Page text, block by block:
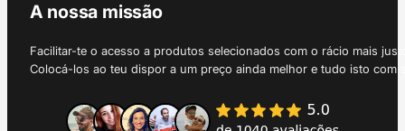
A nossa missão
Facilitar-te o acesso a produtos selecionados com o rácio mais
Colocá-los ao teu dispor a um preço ainda melhor e tudo isto